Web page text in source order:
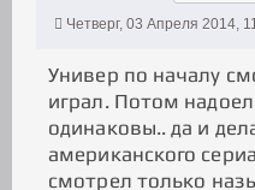
Четверг, 03 Апреля 2014,
Универ по началу
играл. Потом
одинаковы.. да и
американского
смотрел только